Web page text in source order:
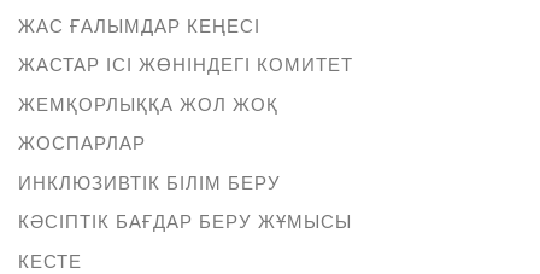
ЖАС ҒАЛЫМДАР КЕҢЕСІ
ЖАСТАР ІСІ ЖӨНІНДЕГІ КОМИТЕТ
ЖЕМҚОРЛЫҚҚА ЖОЛ ЖОҚ
ЖОСПАРЛАР
ИНКЛЮЗИВТІК БІЛІМ БЕРУ
КӘСІПТІК БАҒДАР БЕРУ ЖҰМЫСЫ
КЕСТЕ